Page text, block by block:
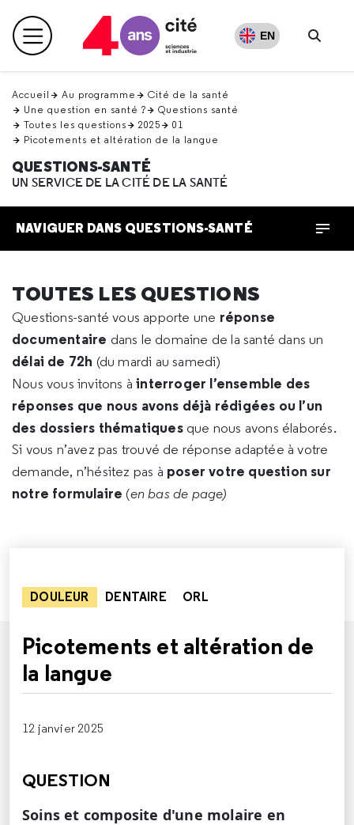
en
haut Menu principal EN
Accueil Au programme
Cité de la santé
Une question en santé ?
Questions santé
Toutes les questions
2025
01
Picotements et altération de la langue
QUESTIONS-SANTÉ
UN SERVICE DE LA CITÉ DE LA SANTÉ
NAVIGUER DANS QUESTIONS-SANTÉ
TOUTES LES QUESTIONS
Questions-santé vous apporte une réponse
documentaire dans le domaine de la santé dans un
délai de 72h (du mardi au samedi)
Nous vous invitons àinterroger l’ensemble des
réponses que nous avons déjà rédigées ou l’un
des dossiers thématiques que nous avons élaborés.
Si vous n’avez pas trouvé de réponse adaptée à votre
demande, n’hésitez pas à poser votre question sur
notre formulaire (en bas de page)
DOULEUR DENTAIRE ORL
Picotements et altération de
la langue
12 janvier 2025
QUESTION
Soins et composite d'une molaire en